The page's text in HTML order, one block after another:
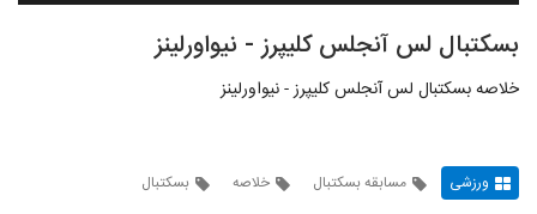
بسکتبال لس آنجلس کلیپرز - نیواورلینز
خلاصه بسکتبال لس آنجلس کلیپرز - نیواورلینز
ورزشی مسابقه بسکتبال خلاصه بسکتبال